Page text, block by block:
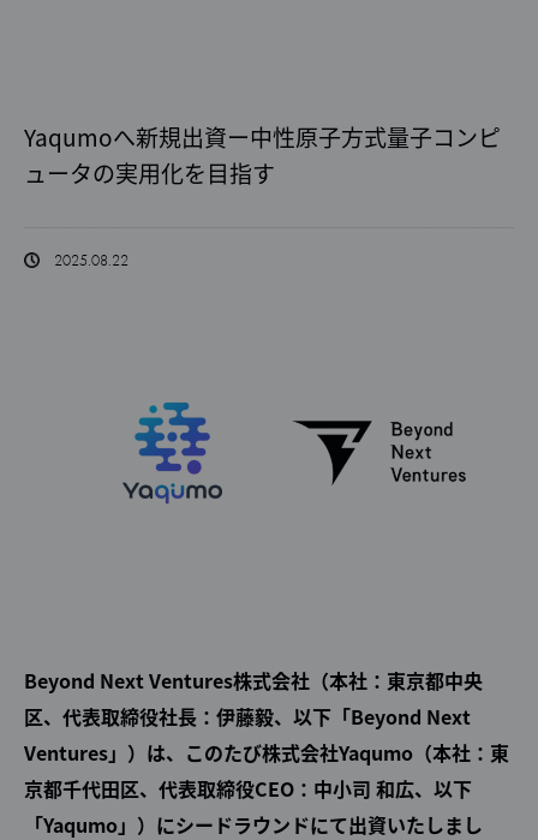
Yaqumoへ新規出資ー中性原子方式量子コンピ
ュータの実用化を目指す
2025.08.22
Beyond Next Ventures株式会社（本社：東京都中央
区、代表取締役社長：伊藤毅、以下「Beyond Next
Ventures」）は、このたび株式会社Yaqumo（本社：東
京都千代田区、代表取締役CEO：中小司 和広、以下
「Yaqumo」）にシードラウンドにて出資いたしまし